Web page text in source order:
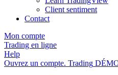
Client sentiment
Contact
Mon compte
Trading en ligne
Help
Ouvrez un compte. Trading